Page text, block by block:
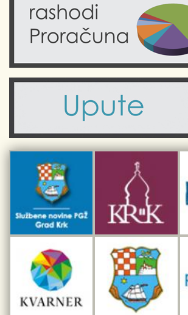
Obrazovanje
Komunalne usluge
Civilni sektor (arhiva udruga)
Sport i rekreacija
Fotogalerije
Kalendar događanja
Turistička zajednica otoka Krka
Kulturno-turistička ruta Putovima Frankopana
Dar iz Krka
Interpretacijski centar pomorske baštine